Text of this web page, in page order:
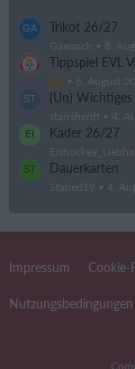
Trikot 26/27
Gawasch 8.
Tippspiel EVL
kip 6. August
(Un) Wichtiges
starrsheriff 4.
Kader 26/27
Dauerkarten
Staberl19 4.
Impressum Cookie-
Nutzungsbedingungen